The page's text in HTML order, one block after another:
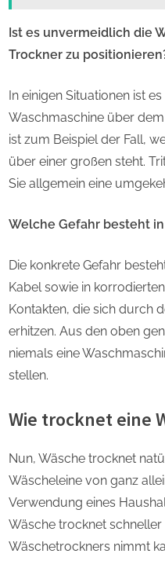
Ist es unvermeidlich die
Trockner zu
In einigen Situationen ist
Waschmaschine über
ist zum Beispiel der Fall,
über einer großen steht.
Sie allgemein eine
Welche Gefahr besteht
Die konkrete Gefahr
Kabel sowie in
Kontakten, die sich durch
erhitzen. Aus den oben
niemals eine
stellen.
Wie trocknet eine
Nun, Wäsche trocknet
Wäscheleine von ganz
Verwendung eines
Wäsche trocknet
Wäschetrockners nimmt